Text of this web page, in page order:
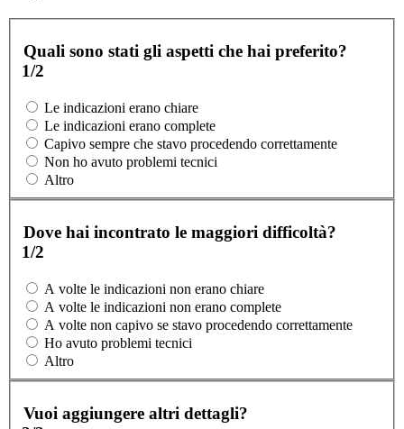
Quali sono stati gli aspetti che hai preferito?
1/2
Le indicazioni erano chiare
Le indicazioni erano complete
Capivo sempre che stavo procedendo correttamente
Non ho avuto problemi tecnici
Altro
Dove hai incontrato le maggiori difficoltà?
1/2
A volte le indicazioni non erano chiare
A volte le indicazioni non erano complete
A volte non capivo se stavo procedendo correttamente
Ho avuto problemi tecnici
Altro
Vuoi aggiungere altri dettagli?